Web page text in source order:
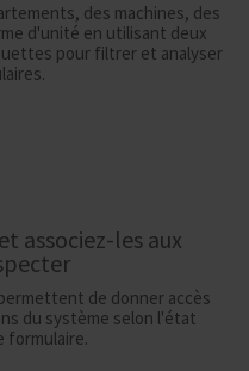
des machines, des
d'unité en utilisant deux
pour filtrer et analyser
associez-les aux
de donner accès
du système selon l'état
formulaire.